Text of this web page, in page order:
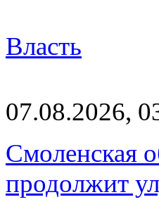
Власть
07.08.2026,
Смоленская
продолжит